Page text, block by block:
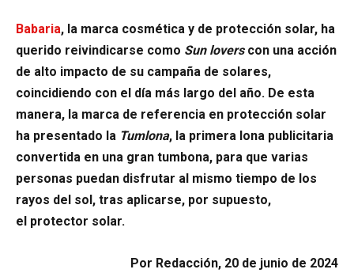
Babaria, la marca cosmética y de protección solar, ha
querido reivindicarse como Sun loverscon una acción
de alto impacto de su campaña de solares,
coincidiendo con el día más largo del año. De esta
manera, la marca de referencia en protección solar
ha presentado la Tumlona, la primera lona publicitaria
convertida en una gran tumbona, para que varias
personas puedan disfrutar al mismo tiempo de los
rayos del sol, tras aplicarse, por supuesto,
el protector solar.
Por Redacción, 20 de junio de 2024